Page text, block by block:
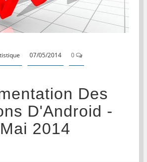
07/05/2014 0
Des
D'Android -
Mai 2014